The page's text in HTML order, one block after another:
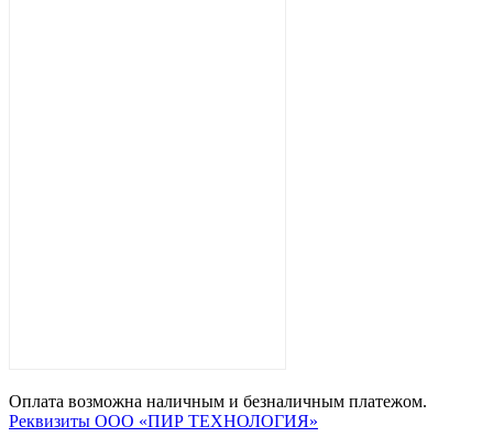
Оплата возможна наличным и безналичным платежом.
Реквизиты ООО «ПИР ТЕХНОЛОГИЯ»